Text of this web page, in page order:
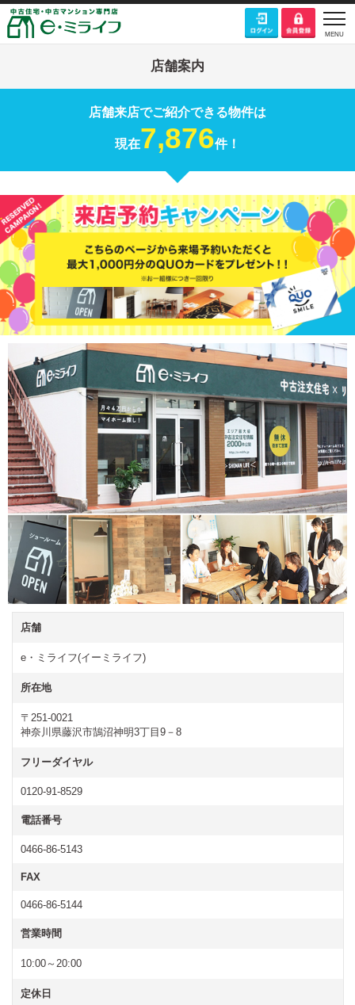
店舗案内
店舗来店でご紹介できる物件は
現在7,876件！
店舗
e・ミライフ(イーミライフ)
所在地
〒251-0021
神奈川県藤沢市鵠沼神明3丁目9－8
フリーダイヤル
0120‐91-8529
電話番号
0466-86-5143
FAX
0466-86-5144
営業時間
10:00～20:00
定休日